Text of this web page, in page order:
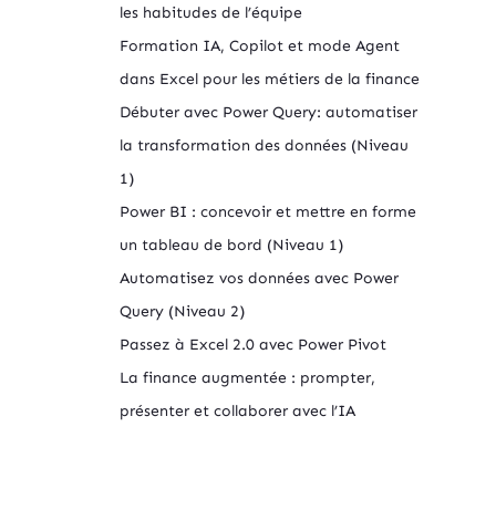
les habitudes de l’équipe
Formation IA, Copilot et mode Agent
dans Excel pour les métiers de la finance
Débuter avec Power Query: automatiser
la transformation des données (Niveau
1)
Power BI : concevoir et mettre en forme
un tableau de bord (Niveau 1)
Automatisez vos données avec Power
Query (Niveau 2)
Passez à Excel 2.0 avec Power Pivot
La finance augmentée : prompter,
présenter et collaborer avec l’IA